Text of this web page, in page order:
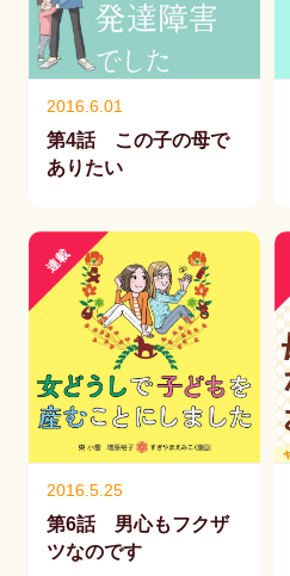
2016.6.01
第4話 この子の母で
ありたい
連載
2016.5.25
第6話 男心もフクザ
ツなのです